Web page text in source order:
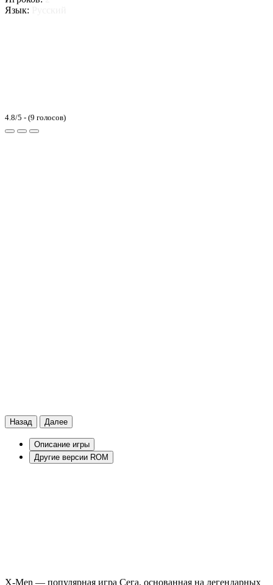
Язык:
4.8/5 - (9 голосов)
Назад Далее
Описание игры
Другие версии ROM
X-Men — популярная игра Сега, основанная на легендарных